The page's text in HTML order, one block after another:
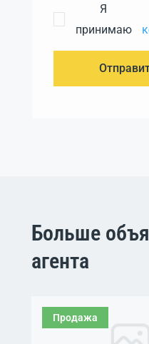
Я
принимаю
Больше
агента
Продажа